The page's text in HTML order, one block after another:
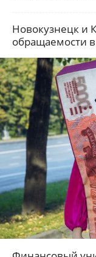
Новокузнецк и
обращаемости